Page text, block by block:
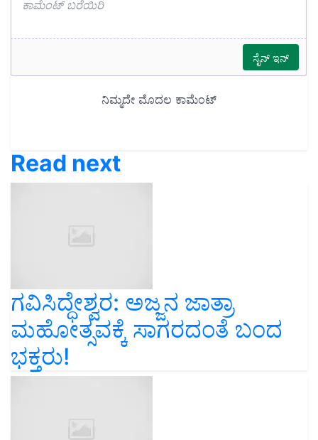
Read next
ಗವಿಸಿದ್ಧೇಶ್ವರ: ಅಜ್ಜನ ಜಾತ್ರಾ
ಮಹೋತ್ಸವಕ್ಕೆ ಸಾಗರದಂತೆ ಬಂದ
ಭಕ್ತರು!